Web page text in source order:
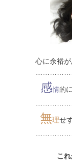
心に余裕
感情的
無理せ
こ